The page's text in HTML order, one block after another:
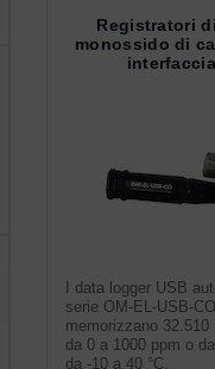
Registratori
monossido di
I data logger USB
serie OM-EL-USB-
memorizzano 32.510
da 0 a 1000 ppm o
da -10 a 40 °C.